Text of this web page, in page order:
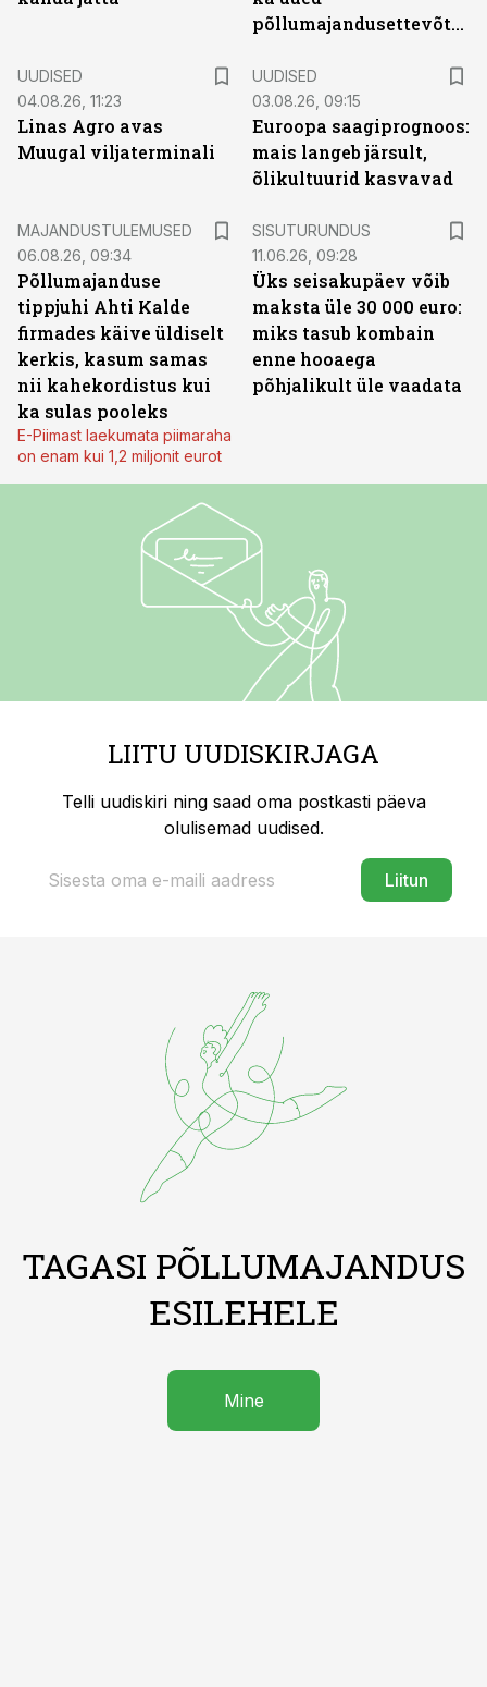
põllumajandusettevõtted
UUDISED
04.08.26, 11:23
Linas Agro avas
Muugal viljaterminali
UUDISED
03.08.26, 09:15
Euroopa saagiprognoos:
mais langeb järsult,
õlikultuurid kasvavad
MAJANDUSTULEMUSED
06.08.26, 09:34
Põllumajanduse
tippjuhi Ahti Kalde
firmades käive üldiselt
kerkis, kasum samas
nii kahekordistus kui
ka sulas pooleks
E-Piimast laekumata piimaraha
on enam kui 1,2 miljonit eurot
SISUTURUNDUS
11.06.26, 09:28
Üks seisakupäev võib
maksta üle 30 000 euro:
miks tasub kombain
enne hooaega
põhjalikult üle vaadata
LIITU UUDISKIRJAGA
Telli uudiskiri ning saad oma postkasti päeva
olulisemad uudised.
Liitun
TAGASI PÕLLUMAJANDUS
ESILEHELE
Mine